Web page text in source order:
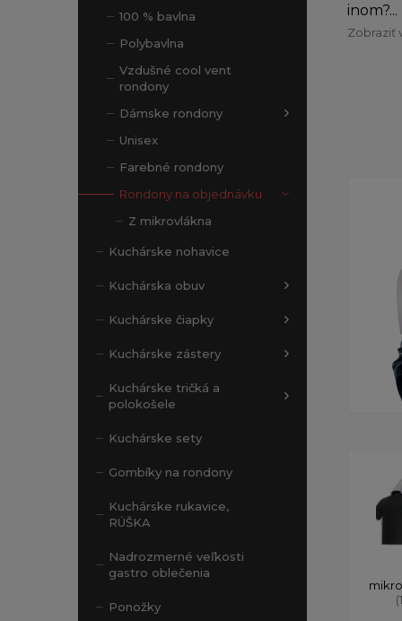
100 % bavlna
Polybavlna
Vzdušné cool vent
rondony
Dámske rondony
Unisex
Farebné rondony
Rondony na objednávku
Z mikrovlákna
Kuchárske nohavice
Kuchárska obuv
Kuchárske čiapky
Kuchárske zástery
Kuchárske tričká a
polokošele
Kuchárske sety
Gombíky na rondony
Kuchárske rukavice,
RÚŠKA
Nadrozmerné veľkosti
gastro oblečenia
Ponožky
inom?...
Zobraziť